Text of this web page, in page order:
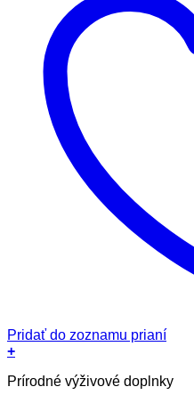
Pridať do zoznamu prianí
+
Prírodné výživové doplnky